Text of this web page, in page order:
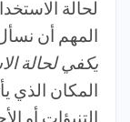
لحالة
المهم أن
يكفي لحالة
المكان الذي